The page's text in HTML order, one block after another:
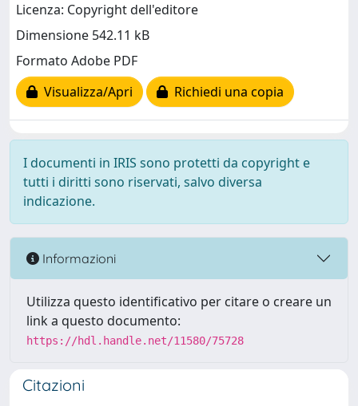
Licenza: Copyright dell'editore
Dimensione 542.11 kB
Formato Adobe PDF
Visualizza/Apri
Richiedi una copia
I documenti in IRIS sono protetti da copyright e
tutti i diritti sono riservati, salvo diversa
indicazione.
Informazioni
Utilizza questo identificativo per citare o creare un
link a questo documento:
https://hdl.handle.net/11580/75728
Citazioni